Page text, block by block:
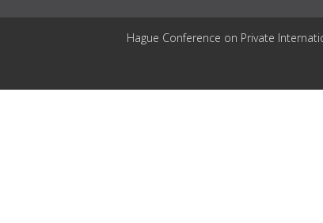
Hague Conference on Private